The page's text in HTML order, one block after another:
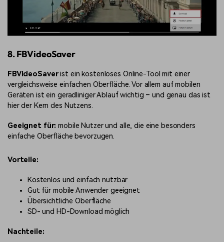
8. FBVideoSaver
FBVideoSaverist ein kostenloses Online-Tool mit einer
vergleichsweise einfachen Oberfläche. Vor allem auf mobilen
Geräten ist ein geradliniger Ablauf wichtig – und genau das ist
hier der Kern des Nutzens.
Geeignet für: mobile Nutzer und alle, die eine besonders
einfache Oberfläche bevorzugen.
Vorteile:
Kostenlos und einfach nutzbar
Gut für mobile Anwender geeignet
Übersichtliche Oberfläche
SD- und HD-Download möglich
Nachteile: